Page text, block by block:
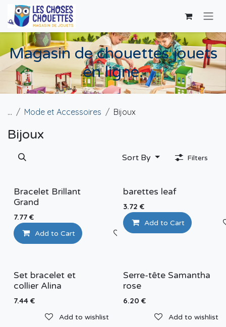
Skip to Content
Magasin de chouettes jouets
en ligne.
... Mode et Accessoires Bijoux
Bijoux
Sort By Filters
Bracelet Brillant
Grand
7.77 €
Add to Cart Add to wishlist
barettes leaf
3.72 €
Add to Cart
Set bracelet et
collier Alina
7.44 €
Add to wishlist
Serre-tête Samantha
rose
6.20 €
Add to wishlist